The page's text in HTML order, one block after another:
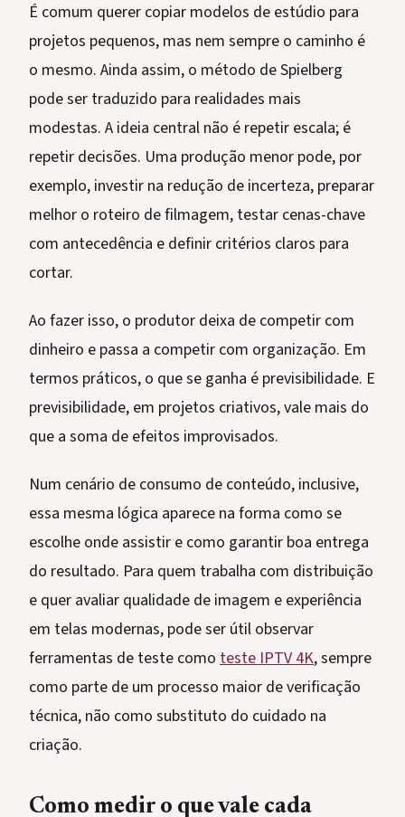
É comum querer copiar modelos de estúdio para
projetos pequenos, mas nem sempre o caminho é
o mesmo. Ainda assim, o método de Spielberg
pode ser traduzido para realidades mais
modestas. A ideia central não é repetir escala; é
repetir decisões. Uma produção menor pode, por
exemplo, investir na redução de incerteza, preparar
melhor o roteiro de filmagem, testar cenas-chave
com antecedência e definir critérios claros para
cortar.
Ao fazer isso, o produtor deixa de competir com
dinheiro e passa a competir com organização. Em
termos práticos, o que se ganha é previsibilidade. E
previsibilidade, em projetos criativos, vale mais do
que a soma de efeitos improvisados.
Num cenário de consumo de conteúdo, inclusive,
essa mesma lógica aparece na forma como se
escolhe onde assistir e como garantir boa entrega
do resultado. Para quem trabalha com distribuição
e quer avaliar qualidade de imagem e experiência
em telas modernas, pode ser útil observar
ferramentas de teste como teste IPTV 4K, sempre
como parte de um processo maior de verificação
técnica, não como substituto do cuidado na
criação.
Como medir o que vale cada